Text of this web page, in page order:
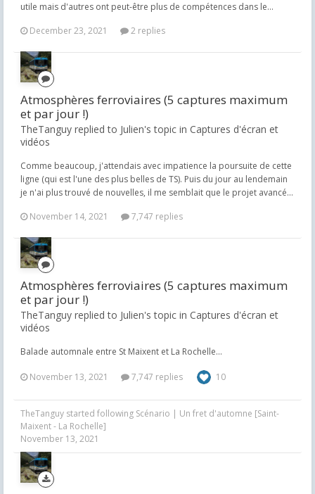
utile mais d'autres ont peut-être plus de compétences dans le...
December 23, 2021
2 replies
Atmosphères ferroviaires (5 captures maximum
et par jour !)
TheTanguy replied to Julien's topic in Captures d'écran et
vidéos
Comme beaucoup, j'attendais avec impatience la poursuite de cette
ligne (qui est l'une des plus belles de TS). Puis du jour au lendemain
je n'ai plus trouvé de nouvelles, il me semblait que le projet avancé...
November 14, 2021
7,747 replies
Atmosphères ferroviaires (5 captures maximum
et par jour !)
TheTanguy replied to Julien's topic in Captures d'écran et
vidéos
Balade automnale entre St Maixent et La Rochelle...
November 13, 2021 7,747 replies 10
TheTanguy started following Scénario | Un fret d'automne [Saint-
Maixent - La Rochelle]
November 13, 2021